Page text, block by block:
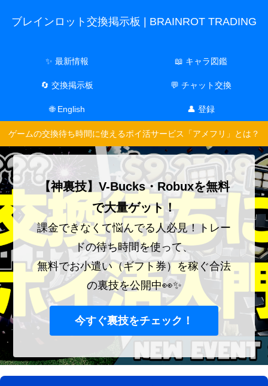
ブレインロット交換掲示板 | BRAINROT TRADING
✨ 最新情報 📖 キャラ図鑑
🔄 交換掲示板 💬 チャット交換
🌐 English 👤 登録
ゲームの交換待ち時間に使えるポイ活サービス「アメフリ」とは？
【神裏技】V-Bucks・Robuxを無料
で大量ゲット！
課金できなくて悩んでる人必見！トレー
ドの待ち時間を使って、
無料でお小遣い（ギフト券）を稼ぐ合法
の裏技を公開中👀✨
今すぐ裏技をチェック！